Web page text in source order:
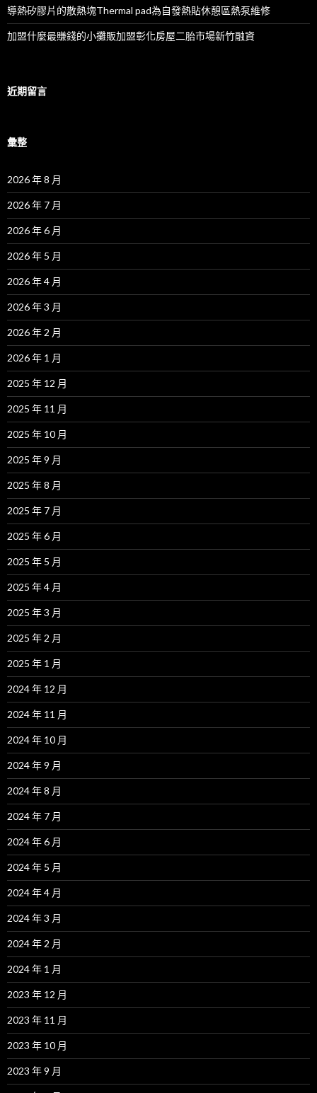
導熱矽膠片的散熱塊Thermal pad為自發熱貼休憩區熱泵維修
加盟什麼最賺錢的小攤販加盟彰化房屋二胎市場新竹融資
近期留言
彙整
2026 年 8 月
2026 年 7 月
2026 年 6 月
2026 年 5 月
2026 年 4 月
2026 年 3 月
2026 年 2 月
2026 年 1 月
2025 年 12 月
2025 年 11 月
2025 年 10 月
2025 年 9 月
2025 年 8 月
2025 年 7 月
2025 年 6 月
2025 年 5 月
2025 年 4 月
2025 年 3 月
2025 年 2 月
2025 年 1 月
2024 年 12 月
2024 年 11 月
2024 年 10 月
2024 年 9 月
2024 年 8 月
2024 年 7 月
2024 年 6 月
2024 年 5 月
2024 年 4 月
2024 年 3 月
2024 年 2 月
2024 年 1 月
2023 年 12 月
2023 年 11 月
2023 年 10 月
2023 年 9 月